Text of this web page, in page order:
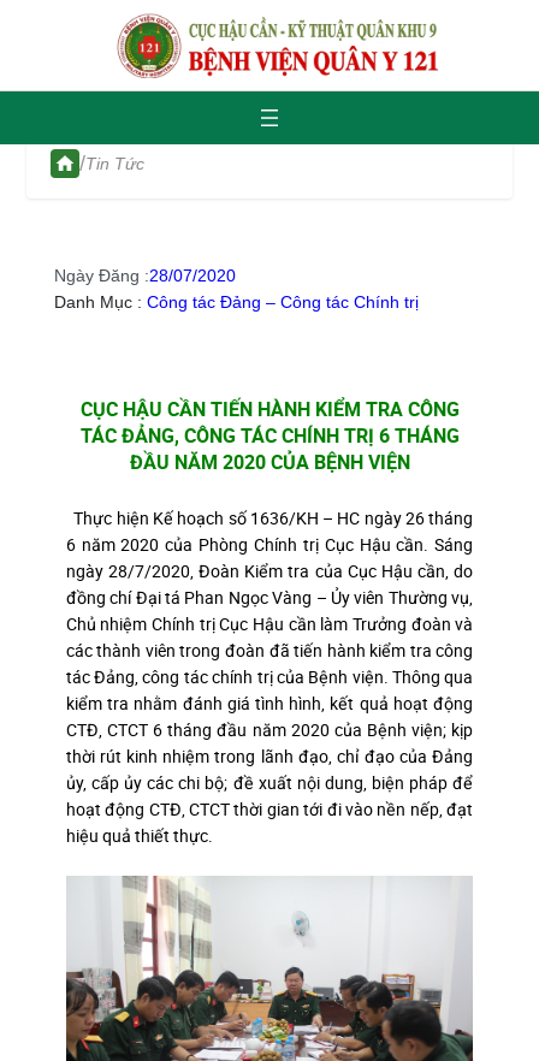
/Tin Tức
Ngày Đăng :28/07/2020
Danh Mục : Công tác Đảng – Công tác Chính trị
CỤC HẬU CẦN TIẾN HÀNH KIỂM TRA CÔNG
TÁC ĐẢNG, CÔNG TÁC CHÍNH TRỊ 6 THÁNG
ĐẦU NĂM 2020 CỦA BỆNH VIỆN
Thực hiện Kế hoạch số 1636/KH – HC ngày 26 tháng
6 năm 2020 của Phòng Chính trị Cục Hậu cần. Sáng
ngày 28/7/2020, Đoàn Kiểm tra của Cục Hậu cần, do
đồng chí Đại tá Phan Ngọc Vàng – Ủy viên Thường vụ,
Chủ nhiệm Chính trị Cục Hậu cần làm Trưởng đoàn và
các thành viên trong đoàn đã tiến hành kiểm tra công
tác Đảng, công tác chính trị của Bệnh viện. Thông qua
kiểm tra nhằm đánh giá tình hình, kết quả hoạt động
CTĐ, CTCT 6 tháng đầu năm 2020 của Bệnh viện; kịp
thời rút kinh nhiệm trong lãnh đạo, chỉ đạo của Đảng
ủy, cấp ủy các chi bộ; đề xuất nội dung, biện pháp để
hoạt động CTĐ, CTCT thời gian tới đi vào nền nếp, đạt
hiệu quả thiết thực.